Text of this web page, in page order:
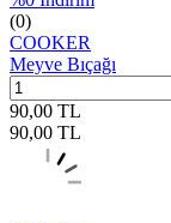
(0)
COOKER
Meyve Bıçağı
90,00 TL
90,00 TL